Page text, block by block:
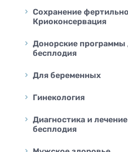
Сохранение
Криоконсервация
Донорские программы
бесплодия
Для беременных
Гинекология
Диагностика и
бесплодия